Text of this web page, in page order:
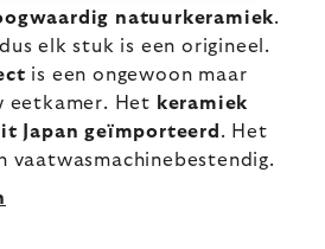
natuurkeramiek.
elk stuk is een origineel.
is een ongewoon maar
eetkamer. Het keramiek
Japan geïmporteerd . Het
vaatwasmachinebestendig.